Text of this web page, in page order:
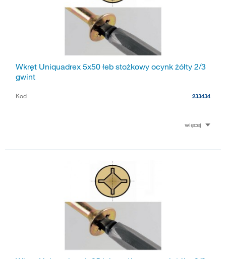
Wkręt Uniquadrex 5x50 łeb stożkowy ocynk żółty 2/3
gwint
Kod 233434
więcej